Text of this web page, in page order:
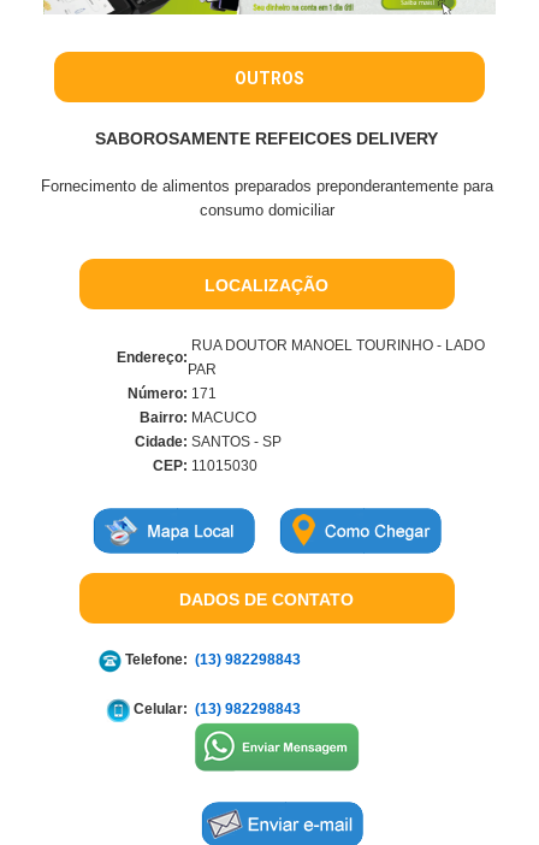
OUTROS
SABOROSAMENTE REFEICOES DELIVERY
Fornecimento de alimentos preparados preponderantemente para
consumo domiciliar
LOCALIZAÇÃO
Endereço:
RUA DOUTOR MANOEL TOURINHO - LADO
PAR
Número: 171
Bairro: MACUCO
Cidade: SANTOS - SP
CEP: 11015030
DADOS DE CONTATO
Telefone: (13) 982298843
Celular: (13) 982298843